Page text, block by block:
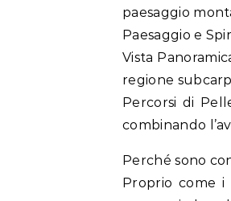
paesaggio
Paesaggio e
Vista
regione
Percorsi di
combinando
Perché sono
Proprio come i